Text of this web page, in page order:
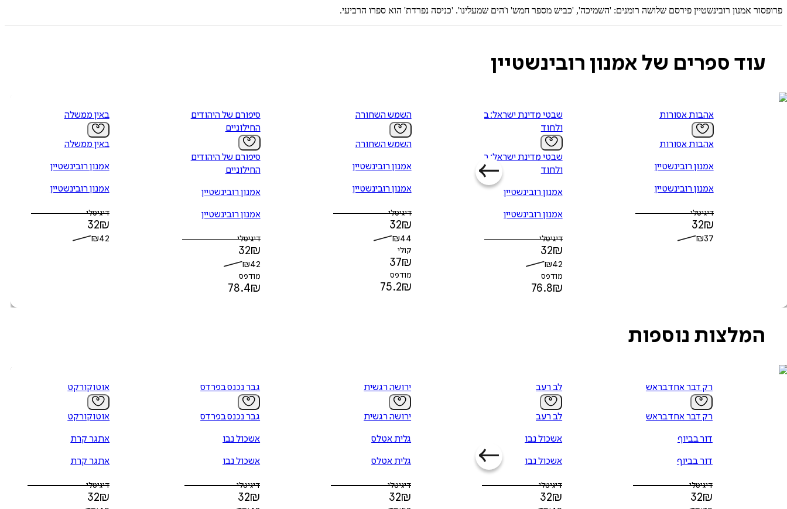
פרופסור אמנון רובינשטיין פירסם שלושה רומנים: 'השמיכה', 'כביש מספר חמש' ו'הים שמעלינו'. 'כניסה נפרדת' הוא ספרו הרביעי.
עוד ספרים של אמנון רובינשטיין
אהבות אסורות
אהבות אסורות
אמנון רובינשטיין
אמנון רובינשטיין
דיגיטלי
32₪
₪37
שבטי מדינת ישראל: ביחד
ולחוד
שבטי מדינת ישראל: ביחד
ולחוד
אמנון רובינשטיין
אמנון רובינשטיין
דיגיטלי
32₪
₪42
מודפס
76.8₪
השמש השחורה
השמש השחורה
אמנון רובינשטיין
אמנון רובינשטיין
דיגיטלי
32₪
₪44
קולי
37₪
מודפס
75.2₪
סיפורם של היהודים
החילוניים
סיפורם של היהודים
החילוניים
אמנון רובינשטיין
אמנון רובינשטיין
דיגיטלי
32₪
₪42
מודפס
78.4₪
באין ממשלה
באין ממשלה
אמנון רובינשטיין
אמנון רובינשטיין
דיגיטלי
32₪
₪42
המלצות נוספות
רק דבר אחד בראש
רק דבר אחד בראש
דור בביוף
דור בביוף
דיגיטלי
32₪
לב רעב
לב רעב
אשכול נבו
אשכול נבו
דיגיטלי
32₪
ירושה רגשית
ירושה רגשית
גלית אטלס
גלית אטלס
דיגיטלי
32₪
גבר נכנס בפרדס
גבר נכנס בפרדס
אשכול נבו
אשכול נבו
דיגיטלי
32₪
אוטוקורקט
אוטוקורקט
אתגר קרת
אתגר קרת
דיגיטלי
32₪